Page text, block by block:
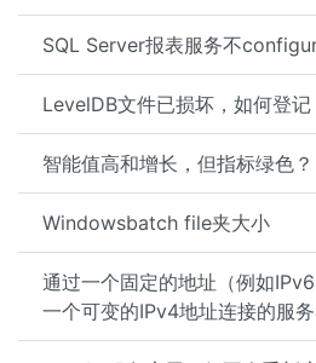
SQL Server报表服务不
LevelDB文件已损坏，如何登记
智能值高和增长，但指标绿色？
Windowsbatch file夹大小
通过一个固定的地址（例如
一个可变的IPv4地址连接的服务